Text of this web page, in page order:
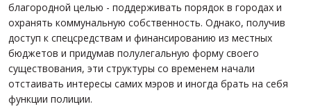
благородной целью - поддерживать порядок в городах и
охранять коммунальную собственность. Однако, получив
доступ к спецсредствам и финансированию из местных
бюджетов и придумав полулегальную форму своего
существования, эти структуры со временем начали
отстаивать интересы самих мэров и иногда брать на себя
функции полиции.